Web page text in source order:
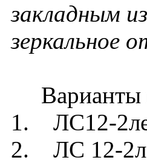
закладным
зеркальное
Варианты
1. ЛС12-
2. ЛС 12-